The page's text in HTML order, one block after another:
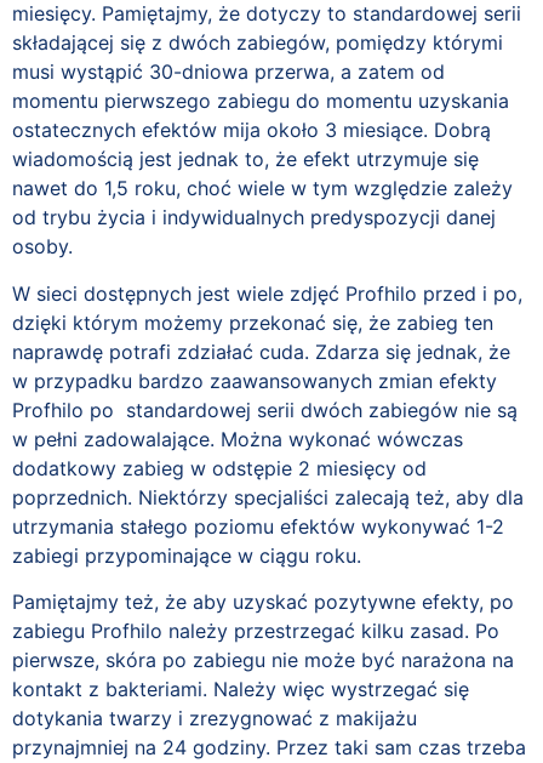
miesięcy. Pamiętajmy, że dotyczy to standardowej serii
składającej się z dwóch zabiegów, pomiędzy którymi
musi wystąpić 30-dniowa przerwa, a zatem od
momentu pierwszego zabiegu do momentu uzyskania
ostatecznych efektów mija około 3 miesiące. Dobrą
wiadomością jest jednak to, że efekt utrzymuje się
nawet do 1,5 roku, choć wiele w tym względzie zależy
od trybu życia i indywidualnych predyspozycji danej
osoby.
W sieci dostępnych jest wiele zdjęć Profhilo przed i po,
dzięki którym możemy przekonać się, że zabieg ten
naprawdę potrafi zdziałać cuda. Zdarza się jednak, że
w przypadku bardzo zaawansowanych zmian efekty
Profhilo po standardowej serii dwóch zabiegów nie są
w pełni zadowalające. Można wykonać wówczas
dodatkowy zabieg w odstępie 2 miesięcy od
poprzednich. Niektórzy specjaliści zalecają też, aby dla
utrzymania stałego poziomu efektów wykonywać 1-2
zabiegi przypominające w ciągu roku.
Pamiętajmy też, że aby uzyskać pozytywne efekty, po
zabiegu Profhilo należy przestrzegać kilku zasad. Po
pierwsze, skóra po zabiegu nie może być narażona na
kontakt z bakteriami. Należy więc wystrzegać się
dotykania twarzy i zrezygnować z makijażu
przynajmniej na 24 godziny. Przez taki sam czas trzeba